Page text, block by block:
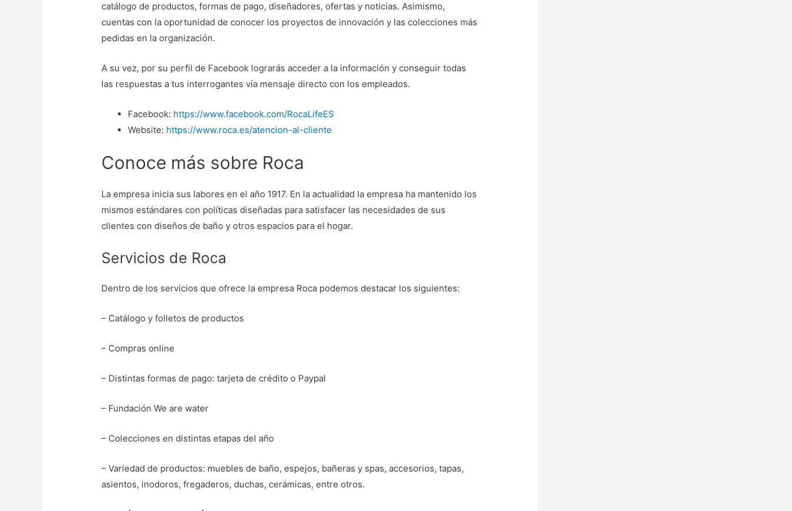
catálogo de productos, formas de pago, diseñadores, ofertas y noticias. Asimismo,
cuentas con la oportunidad de conocer los proyectos de innovación y las colecciones más
pedidas en la organización.
A su vez, por su perfil de Facebook lograrás acceder a la información y conseguir todas
las respuestas a tus interrogantes vía mensaje directo con los empleados.
Facebook: https://www.facebook.com/RocaLifeES
Website: https://www.roca.es/atencion-al-cliente
Conoce más sobre Roca
La empresa inicia sus labores en el año 1917. En la actualidad la empresa ha mantenido los
mismos estándares con políticas diseñadas para satisfacer las necesidades de sus
clientes con diseños de baño y otros espacios para el hogar.
Servicios de Roca
Dentro de los servicios que ofrece la empresa Roca podemos destacar los siguientes:
– Catálogo y folletos de productos
– Compras online
– Distintas formas de pago: tarjeta de crédito o Paypal
– Fundación We are water
– Colecciones en distintas etapas del año
– Variedad de productos: muebles de baño, espejos, bañeras y spas, accesorios, tapas,
asientos, inodoros, fregaderos, duchas, cerámicas, entre otros.